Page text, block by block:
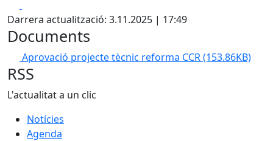
Darrera actualització: 3.11.2025 | 17:49
Documents
Aprovació projecte tècnic reforma CCR(153.86KB)
RSS
L'actualitat a un clic
Notícies
Agenda